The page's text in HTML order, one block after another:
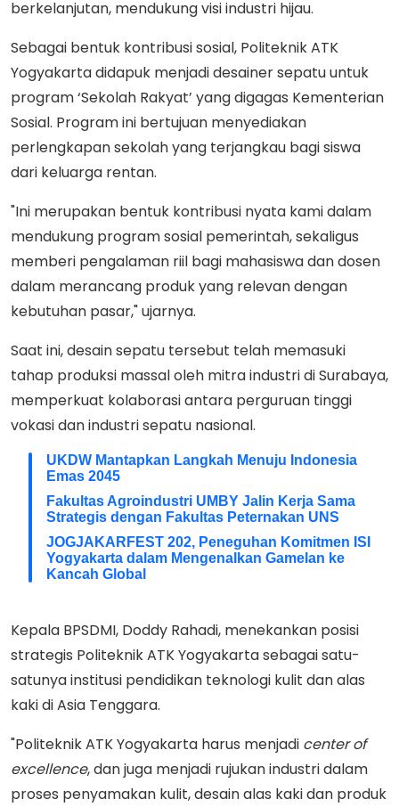
berkelanjutan, mendukung visi industri hijau.
Sebagai bentuk kontribusi sosial, Politeknik ATK
Yogyakarta didapuk menjadi desainer sepatu untuk
program ‘Sekolah Rakyat’ yang digagas Kementerian
Sosial. Program ini bertujuan menyediakan
perlengkapan sekolah yang terjangkau bagi siswa
dari keluarga rentan.
"Ini merupakan bentuk kontribusi nyata kami dalam
mendukung program sosial pemerintah, sekaligus
memberi pengalaman riil bagi mahasiswa dan dosen
dalam merancang produk yang relevan dengan
kebutuhan pasar," ujarnya.
Saat ini, desain sepatu tersebut telah memasuki
tahap produksi massal oleh mitra industri di Surabaya,
memperkuat kolaborasi antara perguruan tinggi
vokasi dan industri sepatu nasional.
UKDW Mantapkan Langkah Menuju Indonesia
Emas 2045
Fakultas Agroindustri UMBY Jalin Kerja Sama
Strategis dengan Fakultas Peternakan UNS
JOGJAKARFEST 202, Peneguhan Komitmen ISI
Yogyakarta dalam Mengenalkan Gamelan ke
Kancah Global
Kepala BPSDMI, Doddy Rahadi, menekankan posisi
strategis Politeknik ATK Yogyakarta sebagai satu-
satunya institusi pendidikan teknologi kulit dan alas
kaki di Asia Tenggara.
"Politeknik ATK Yogyakarta harus menjadi center of
excellence, dan juga menjadi rujukan industri dalam
proses penyamakan kulit, desain alas kaki dan produk